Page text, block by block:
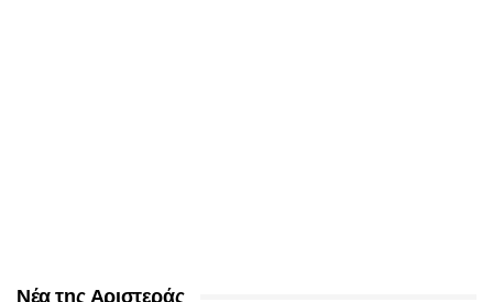
Νέα της Αριστεράς